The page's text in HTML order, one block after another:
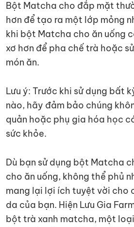
Bột Matcha cho đắp mặt
hơn để tạo ra một lớp mỏng
khi bột Matcha cho ăn uống
xơ hơn để pha chế trà hoặc
món ăn.
Lưu ý: Trước khi sử dụng bất
nào, hãy đảm bảo chúng
quản hoặc phụ gia hóa học
sức khỏe.
Dù bạn sử dụng bột Matcha
cho ăn uống, không thể phủ
mang lại lợi ích tuyệt vời cho
da của bạn. Hiện Lưu Gia
bột trà xanh matcha, một